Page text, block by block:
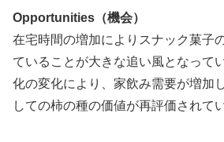
Opportunities（機会）
在宅時間の増加によりスナック菓子
ていることが大きな追い風となって
化の変化により、家飲み需要が増加
しての柿の種の価値が再評価されて